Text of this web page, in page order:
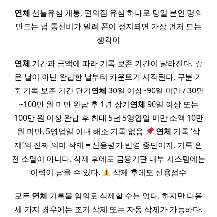
연체 선불유심 개통, 편의점 유심 하나로 당일 본인 명의
만드는 법 통신비가 밀려 폰이 정지되면 가장 먼저 드는
생각이
연체 기간과 금액에 따라 기록 보존 기간이 달라진다. 갚
은 날이 아닌 완납한 날부터 카운트가 시작된다. 구분 기
준 기록 보존 기간 단기연체 30일 이상~90일 미만 / 30만
~100만 원 미만 완납 후 1년 장기연체 90일 이상 또는
100만 원 이상 완납 후 최대 5년 5영업일 미만 소액 10만
원 미만, 5영업일 이내 해소 기록 없음
연체 기록 ‘삭
제’의 진짜 의미 삭제 = 신용평가 반영 중단이지, 기록 완
전 소멸이 아니다. 삭제 후에도 금융기관 내부 시스템에는
이력이 남을 수 있다.
삭제 후에도 신용점수
모든 연체 기록을 임의로 삭제할 수는 없다. 하지만 다음
세 가지 경우에는 조기 삭제 또는 자동 삭제가 가능하다.